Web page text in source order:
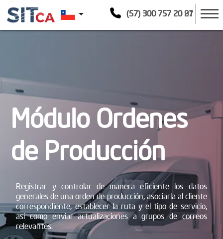
(57) 300 757 20 21
(57) 300 757 20 97
arrow_drop_down
Módulo Ordenes
de Producción
Registrar y controlar de manera eficiente los datos
generales de una orden de producción, asociarla al cliente
correspondiente, establecer la ruta y el tipo de servicio,
así como enviar actualizaciones a grupos de correos
relevantes.